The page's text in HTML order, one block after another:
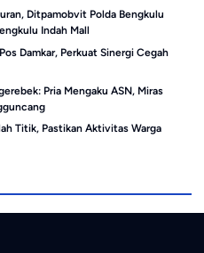
Ditpamobvit Polda Bengkulu
Indah Mall
Damkar, Perkuat Sinergi Cegah
Pria Mengaku ASN, Miras
Titik, Pastikan Aktivitas Warga